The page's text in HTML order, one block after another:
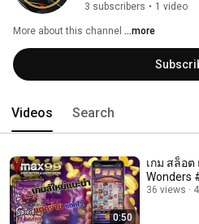
3 subscribers • 1 video
More about this channel ...more
Videos Search
0:50
เกม สล็อต
Wonders
36 views